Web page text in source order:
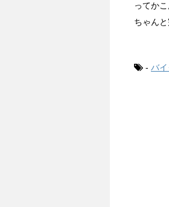
ってか
ちゃん
- バイ